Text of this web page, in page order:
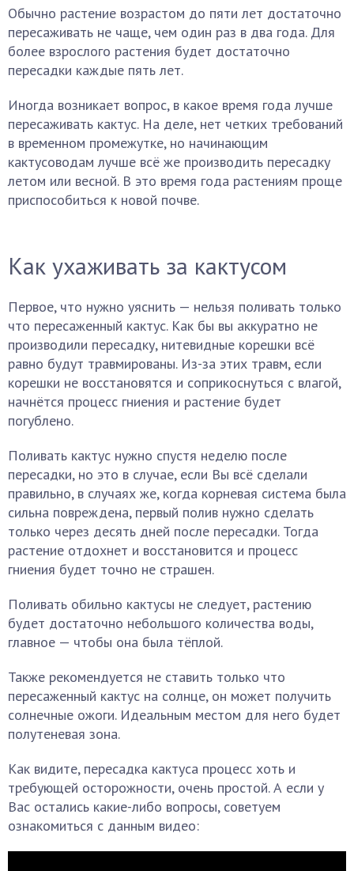
Обычно растение возрастом до пяти лет достаточно
пересаживать не чаще, чем один раз в два года. Для
более взрослого растения будет достаточно
пересадки каждые пять лет.
Иногда возникает вопрос, в какое время года лучше
пересаживать кактус. На деле, нет четких требований
в временном промежутке, но начинающим
кактусоводам лучше всё же производить пересадку
летом или весной. В это время года растениям проще
приспособиться к новой почве.
Как ухаживать за кактусом
Первое, что нужно уяснить — нельзя поливать только
что пересаженный кактус. Как бы вы аккуратно не
производили пересадку, нитевидные корешки всё
равно будут травмированы. Из-за этих травм, если
корешки не восстановятся и соприкоснуться с влагой,
начнётся процесс гниения и растение будет
погублено.
Поливать кактус нужно спустя неделю после
пересадки, но это в случае, если Вы всё сделали
правильно, в случаях же, когда корневая система была
сильна повреждена, первый полив нужно сделать
только через десять дней после пересадки. Тогда
растение отдохнет и восстановится и процесс
гниения будет точно не страшен.
Поливать обильно кактусы не следует, растению
будет достаточно небольшого количества воды,
главное — чтобы она была тёплой.
Также рекомендуется не ставить только что
пересаженный кактус на солнце, он может получить
солнечные ожоги. Идеальным местом для него будет
полутеневая зона.
Как видите, пересадка кактуса процесс хоть и
требующей осторожности, очень простой. А если у
Вас остались какие-либо вопросы, советуем
ознакомиться с данным видео: